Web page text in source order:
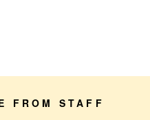
FROM STAFF